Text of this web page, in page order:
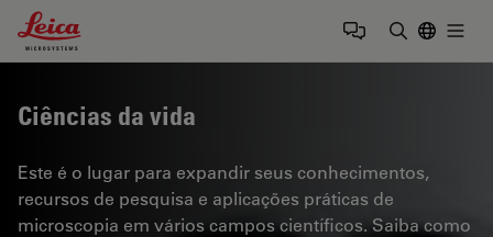
Leica Microsystems Logo
Ciências da vida
Este é o lugar para expandir seus conhecimentos,
recursos de pesquisa e aplicações práticas de
microscopia em vários campos científicos. Saiba como